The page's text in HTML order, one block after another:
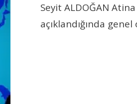
Seyit ALDOĞAN
açıklandığında